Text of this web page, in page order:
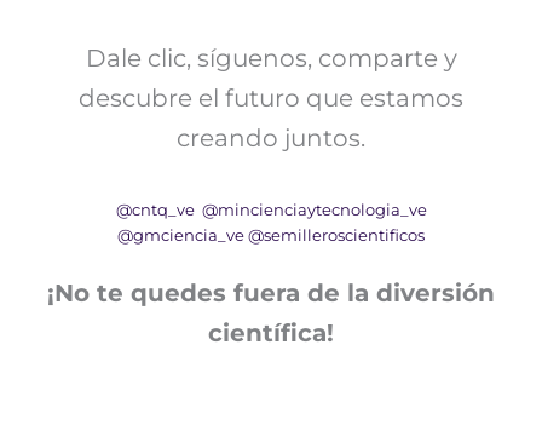
Dale clic, síguenos, comparte y
descubre el futuro que estamos
creando juntos.
@cntq_ve @mincienciaytecnologia_ve
@gmciencia_ve @semilleroscientificos
¡No te quedes fuera de la diversión
científica!